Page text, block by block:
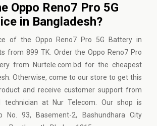
Oppo Reno7 Pro 5G
in Bangladesh?
of the Oppo Reno7 Pro 5G Battery in
from 899 TK. Order the Oppo Reno7 Pro
from Nurtele.com.bd for the cheapest
Otherwise, come to our store to get this
and receive customer support from
technician at Nur Telecom. Our shop is
No. 93, Basement-2, Bashundhara City